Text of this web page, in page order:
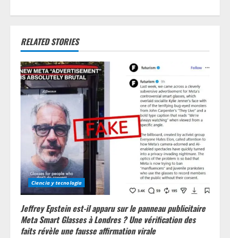
u
e
R
i
n
g
RELATED STORIES
Ciencia y tecnologia
Jeffrey Epstein est-il apparu sur le panneau publicitaire
Meta Smart Glasses à Londres ? Une vérification des
faits révèle une fausse affirmation virale